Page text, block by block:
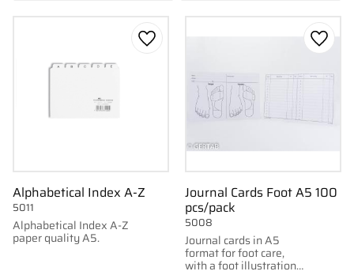
Alphabetical Index A-Z
Alphabetical Index A-Z
paper quality A5.
5011
Add to favorites
Journal Cards Foot A5 100
pcs/pack
Journal cards in A5
format for foot care,
with a foot illustration
5008
Add